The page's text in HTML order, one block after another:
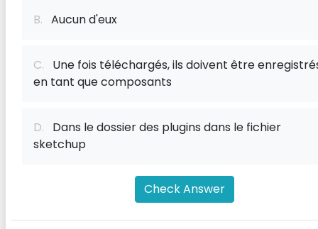
B. Aucun d'eux
C. Une fois téléchargés, ils doivent être
en tant que composants
D. Dans le dossier des plugins dans le fichier
sketchup
Check Answer